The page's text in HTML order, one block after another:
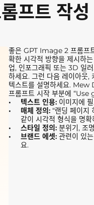
프트 작성
좋은 GPT Image 2 프롬프
확한 시각적 방향을 제시하
업, 인포그래픽 또는 3D 일
하세요. 그런 다음 레이아웃,
텍스트를 설명하세요. Mew
프롬프트 시작 부분에
텍스트 인용: 이미지에
매체 정의: “랜딩 페이지
같이 시각적 형식을 명
스타일 정의: 분위기, 조
브랜드 에셋: 관련이 있
요.